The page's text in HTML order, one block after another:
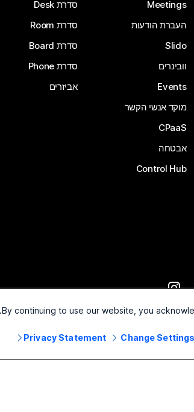
Meetings
העברת הודעות
Slido
וובינרים
Events
מוקד אנשי הקשר
CPaaS
אבטחה
Control Hub
סדרת Desk
סדרת Room
סדרת Board
סדרת Phone
אביזרים
By continuing to use our website, you
Privacy Statement Change Settings